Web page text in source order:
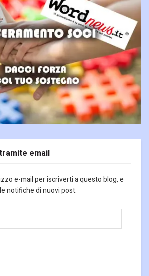
email
e-mail per iscriverti a questo blog, e
notifiche di nuovi post.